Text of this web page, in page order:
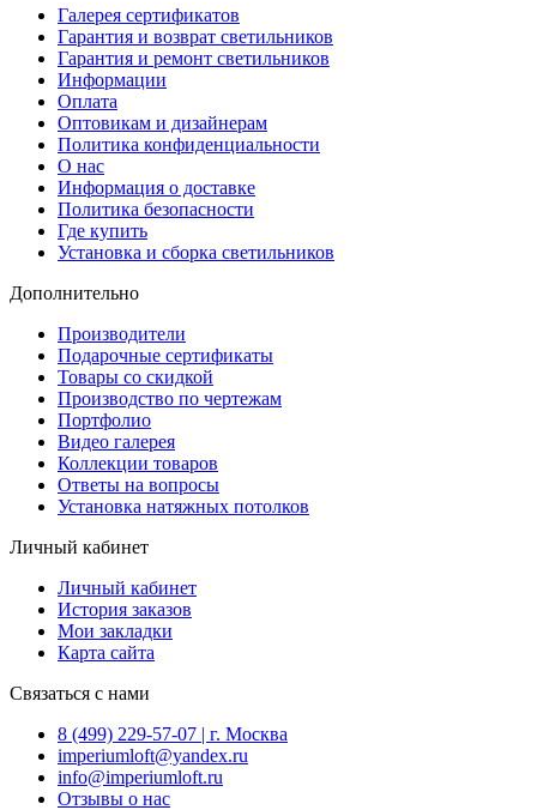
Галерея сертификатов
Гарантия и возврат светильников
Гарантия и ремонт светильников
Информации
Оплата
Оптовикам и дизайнерам
Политика конфиденциальности
О нас
Информация о доставке
Политика безопасности
Где купить
Установка и сборка светильников
Дополнительно
Производители
Подарочные сертификаты
Товары со скидкой
Производство по чертежам
Портфолио
Видео галерея
Коллекции товаров
Ответы на вопросы
Установка натяжных потолков
Личный кабинет
Личный кабинет
История заказов
Мои закладки
Карта сайта
Связаться с нами
8 (499) 229-57-07 | г. Москва
imperiumloft@yandex.ru
info@imperiumloft.ru
Отзывы о нас